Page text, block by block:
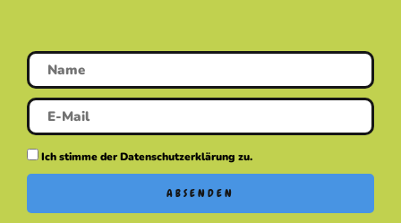
Ich stimme der Datenschutzerklärung zu.
ABSENDEN